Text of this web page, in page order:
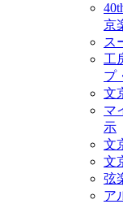
京
ス
工
プ
文
マ
示
文
文
弦
ア